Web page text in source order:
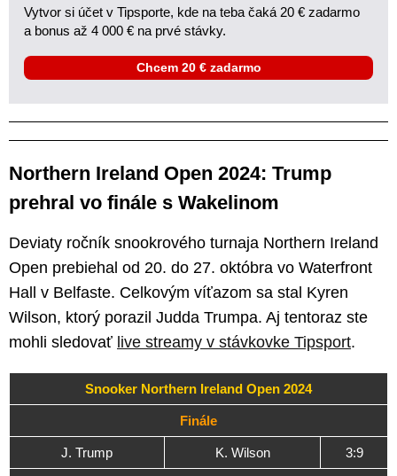
Vytvor si účet v Tipsporte, kde na teba čaká 20 € zadarmo
a bonus až 4 000 € na prvé stávky.
Chcem 20 € zadarmo
Northern Ireland Open 2024: Trump
prehral vo finále s Wakelinom
Deviaty ročník snookrového turnaja Northern Ireland
Open prebiehal od 20. do 27. októbra vo Waterfront
Hall v Belfaste. Celkovým víťazom sa stal Kyren
Wilson, ktorý porazil Judda Trumpa. Aj tentoraz ste
mohli sledovať live streamy v stávkovke Tipsport.
Snooker Northern Ireland Open 2024
Finále
J. Trump K. Wilson 3:9